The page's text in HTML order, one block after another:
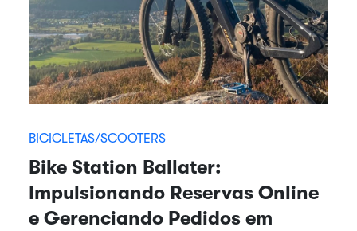
BICICLETAS/SCOOTERS
Bike Station Ballater:
Impulsionando Reservas Online
e Gerenciando Pedidos em